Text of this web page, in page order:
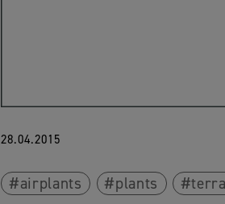
28.04.2015
airplants plants